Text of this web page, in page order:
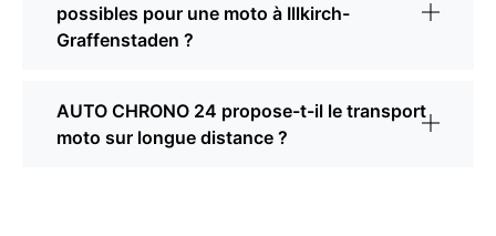
possibles pour une moto à Illkirch-
Graffenstaden ?
AUTO CHRONO 24 propose-t-il le transport
moto sur longue distance ?